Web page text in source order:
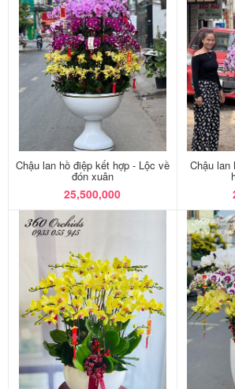
Chậu lan hồ điệp kết hợp - Lộc về
đón xuân
25,500,000
Chậu lan